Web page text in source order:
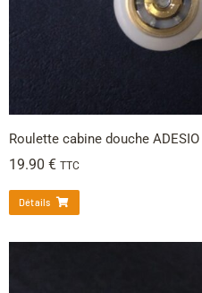
Roulette cabine douche
19.90 € TTC
Détails